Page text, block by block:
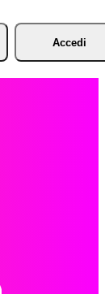
Accedi